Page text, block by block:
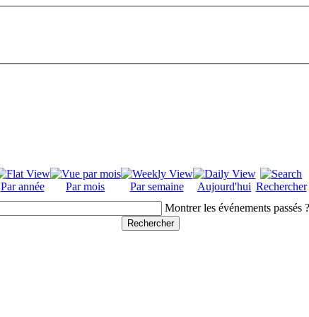
Par année Par mois Par semaine Aujourd'hui Rechercher
Montrer les événements passés ?